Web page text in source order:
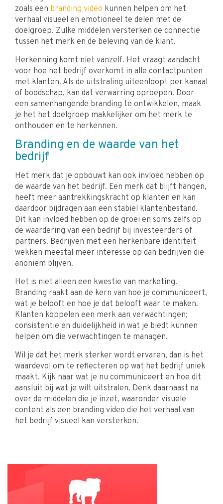
zoals een branding video kunnen helpen om het
verhaal visueel en emotioneel te delen met de
doelgroep. Zulke middelen versterken de connectie
tussen het merk en de beleving van de klant.
Herkenning komt niet vanzelf. Het vraagt aandacht
voor hoe het bedrijf overkomt in alle contactpunten
met klanten. Als de uitstraling uiteenloopt per kanaal
of boodschap, kan dat verwarring oproepen. Door
een samenhangende branding te ontwikkelen, maak
je het het doelgroep makkelijker om het merk te
onthouden en te herkennen.
Branding en de waarde van het
bedrijf
Het merk dat je opbouwt kan ook invloed hebben op
de waarde van het bedrijf. Een merk dat blijft hangen,
heeft meer aantrekkingskracht op klanten en kan
daardoor bijdragen aan een stabiel klantenbestand.
Dit kan invloed hebben op de groei en soms zelfs op
de waardering van een bedrijf bij investeerders of
partners. Bedrijven met een herkenbare identiteit
wekken meestal meer interesse op dan bedrijven die
anoniem blijven.
Het is niet alleen een kwestie van marketing.
Branding raakt aan de kern van hoe je communiceert,
wat je belooft en hoe je dat belooft waar te maken.
Klanten koppelen een merk aan verwachtingen;
consistentie en duidelijkheid in wat je biedt kunnen
helpen om die verwachtingen te managen.
Wil je dat het merk sterker wordt ervaren, dan is het
waardevol om te reflecteren op wat het bedrijf uniek
maakt. Kijk naar wat je nu communiceert en hoe dit
aansluit bij wat je wilt uitstralen. Denk daarnaast na
over de middelen die je inzet, waaronder visuele
content als een branding video die het verhaal van
het bedrijf visueel kan versterken.